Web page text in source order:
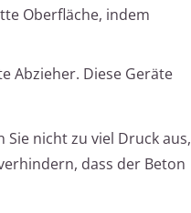
Oberfläche, indem
Abzieher. Diese Geräte
nicht zu viel Druck aus,
dass der Beton